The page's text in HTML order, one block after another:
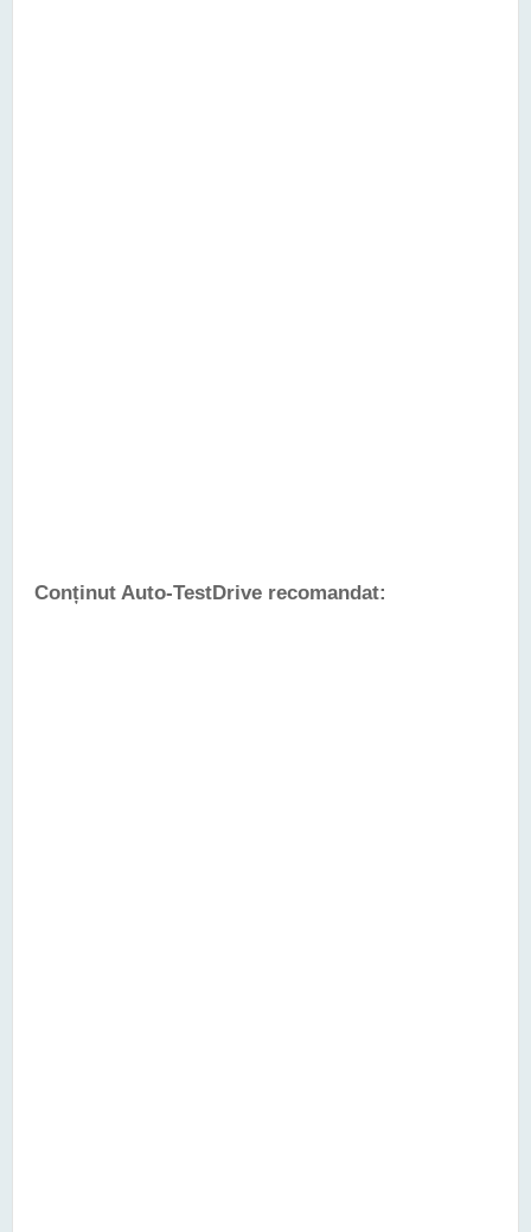
Conținut Auto-TestDrive recomandat: